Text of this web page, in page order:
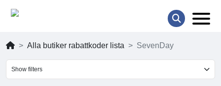
Alla butiker rabattkoder lista SevenDay
Show filters